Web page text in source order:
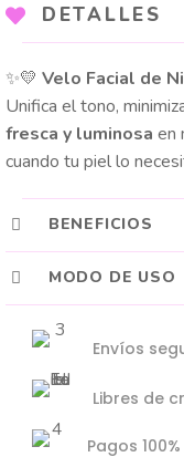
DETALLES
✨💛 Velo Facial de
Unifica el tono,
fresca y luminosa en
cuando tu piel lo
BENEFICIOS
MODO DE USO
Envíos
Libres de
Pagos